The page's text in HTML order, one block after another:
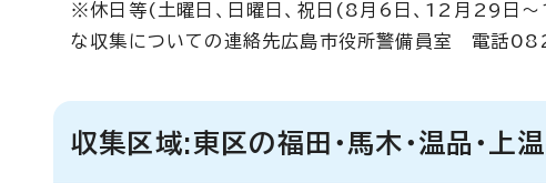
※休日等(土曜日、日曜日、祝日(8月6日、12月29日～
な収集についての連絡先広島市役所警備員室 電
収集区域:東区の福田・馬木・温品・上